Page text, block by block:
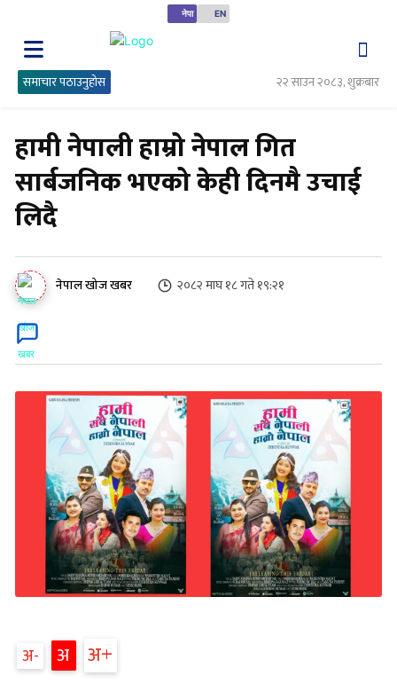
नेपा EN
समाचार पठाउनुहोस २२ साउन २०८३, शुक्रबार
हामी नेपाली हाम्रो नेपाल गित
सार्बजनिक भएको केही दिनमै उचाई
लिदै
नेपाल खोज खबर २०८२ माघ १८ गते १९:२१
अ अ अ